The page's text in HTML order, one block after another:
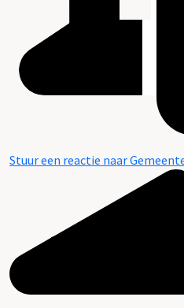
Stuur een reactie naar